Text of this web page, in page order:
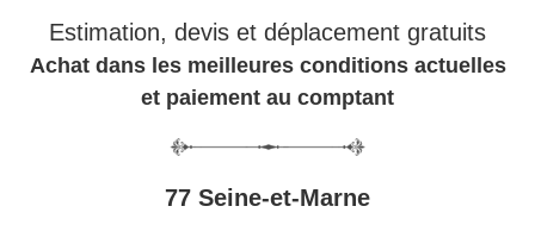
Estimation, devis et déplacement gratuits
Achat dans les meilleures conditions actuelles
et paiement au comptant
77 Seine-et-Marne